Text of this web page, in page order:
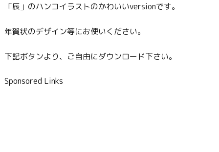
「辰」のハンコイラストのかわいいversionです。
年賀状のデザイン等にお使いください。
下記ボタンより、ご自由にダウンロード下さい。
Sponsored Links